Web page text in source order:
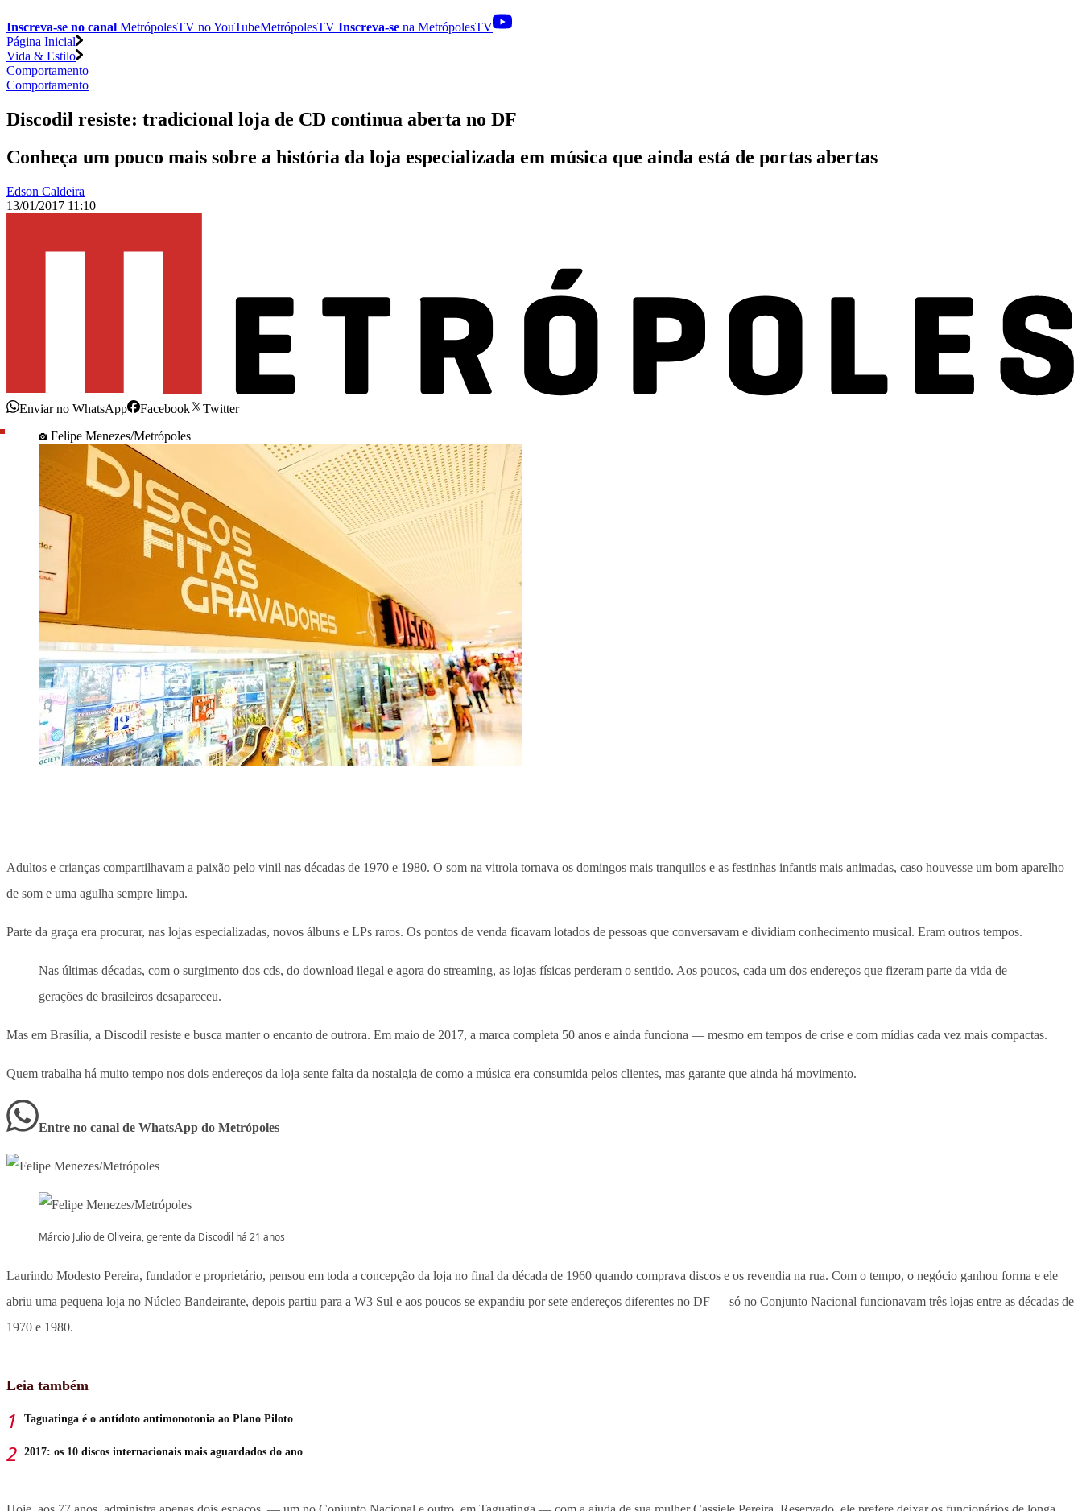
Inscreva-se no canal MetrópolesTV noYouTubeMetrópolesTV Inscreva-se na MetrópolesTV
Página Inicial
Vida & Estilo
Comportamento
Comportamento
Discodil resiste: tradicional loja de CD continua aberta no DF
Conheça um pouco mais sobre a história da loja especializada em música que ainda está de portas abertas
Edson Caldeira
13/01/2017 11:10
Enviar no WhatsApp Facebook
Twitter
Felipe Menezes/Metrópoles
Adultos e crianças compartilhavam a paixão pelo vinil nas décadas de 1970 e 1980. O som na vitrola tornava os domingos mais tranquilos e as festinhas infantis mais animadas, caso houvesse um bom aparelho
de som e uma agulha sempre limpa.
Parte da graça era procurar, nas lojas especializadas, novos álbuns e LPs raros. Os pontos de venda ficavam lotados de pessoas que conversavam e dividiam conhecimento musical. Eram outros tempos.
Nas últimas décadas, com o surgimento dos cds, do download ilegal e agora do streaming, as lojas físicas perderam o sentido. Aos poucos, cada um dos endereços que fizeram parte da vida de
gerações de brasileiros desapareceu.
Mas em Brasília, a Discodil resiste e busca manter o encanto de outrora. Em maio de 2017, a marca completa 50 anos e ainda funciona — mesmo em tempos de crise e com mídias cada vez mais compactas.
Quem trabalha há muito tempo nos dois endereços da loja sente falta da nostalgia de como a música era consumida pelos clientes, mas garante que ainda há movimento.
Entre no canal de WhatsApp do Metrópoles
Márcio Julio de Oliveira, gerente da Discodil há 21 anos
Laurindo Modesto Pereira, fundador e proprietário, pensou em toda a concepção da loja no final da década de 1960 quando comprava discos e os revendia na rua. Com o tempo, o negócio ganhou forma e ele
abriu uma pequena loja no Núcleo Bandeirante, depois partiu para a W3 Sul e aos poucos se expandiu por sete endereços diferentes no DF — só no Conjunto Nacional funcionavam três lojas entre as décadas de
1970 e 1980.
Leia também
Taguatinga é o antídoto antimonotonia ao Plano Piloto
2017: os 10 discos internacionais mais aguardados do ano